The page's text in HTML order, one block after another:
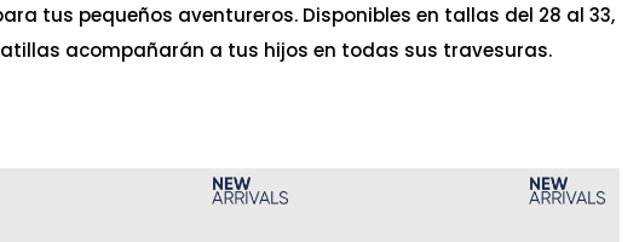
tus pequeños aventureros. Disponibles en tallas del 28 al 33,
acompañarán a tus hijos en todas sus travesuras.